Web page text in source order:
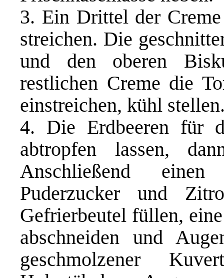
3. Ein Drittel der
streichen. Die
und den oberen
restlichen Creme die
einstreichen, kühl
4. Die Erdbeeren für
abtropfen lassen,
Anschließend
Puderzucker und
Gefrierbeutel füllen,
abschneiden und
geschmolzener